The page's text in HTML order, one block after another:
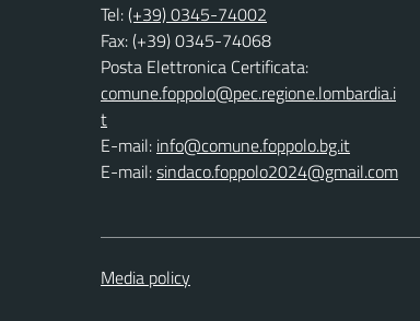
Tel:(+39) 0345-74002
Fax: (+39) 0345-74068
Posta Elettronica Certificata:
comune.foppolo@pec.regione.lombardia.i
t
E-mail: info@comune.foppolo.bg.it
E-mail:sindaco.foppolo2024@gmail.com
Media policy